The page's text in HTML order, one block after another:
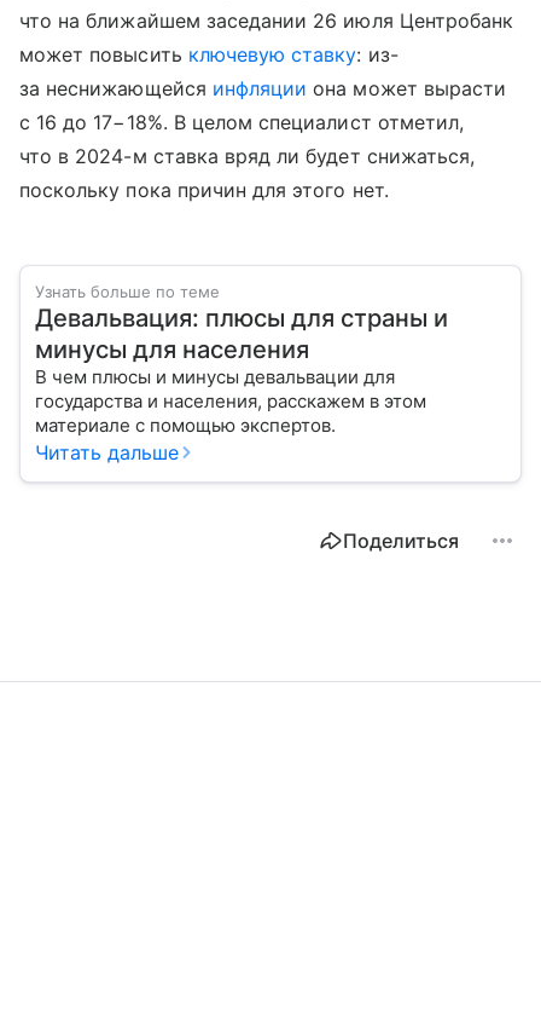
что на ближайшем заседании 26 июля Центробанк
может повысить ключевую ставку: из-
за неснижающейся инфляции она может вырасти
с 16 до 17−18%. В целом специалист отметил,
что в 2024-м ставка вряд ли будет снижаться,
поскольку пока причин для этого нет.
Узнать больше по теме
Девальвация: плюсы для страны и
минусы для населения
В чем плюсы и минусы девальвации для
государства и населения, расскажем в этом
материале с помощью экспертов.
Читать дальше
Поделиться